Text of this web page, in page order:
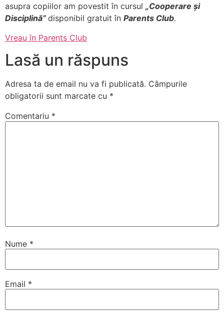
asupra copiilor am povestit în cursul „Cooperare și
Disciplină” disponibil gratuit în Parents Club.
Vreau în Parents Club
Lasă un răspuns
Adresa ta de email nu va fi publicată. Câmpurile
obligatorii sunt marcate cu *
Comentariu *
Nume *
Email *